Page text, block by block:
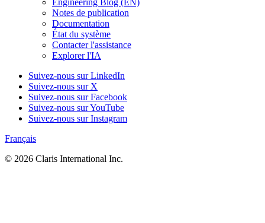
Engineering Blog (EN)
Notes de publication
Documentation
État du système
Contacter l'assistance
Explorer l'IA
Suivez-nous sur LinkedIn
Suivez-nous sur X
Suivez-nous sur Facebook
Suivez-nous sur YouTube
Suivez-nous sur Instagram
Français
© 2026 Claris International Inc.